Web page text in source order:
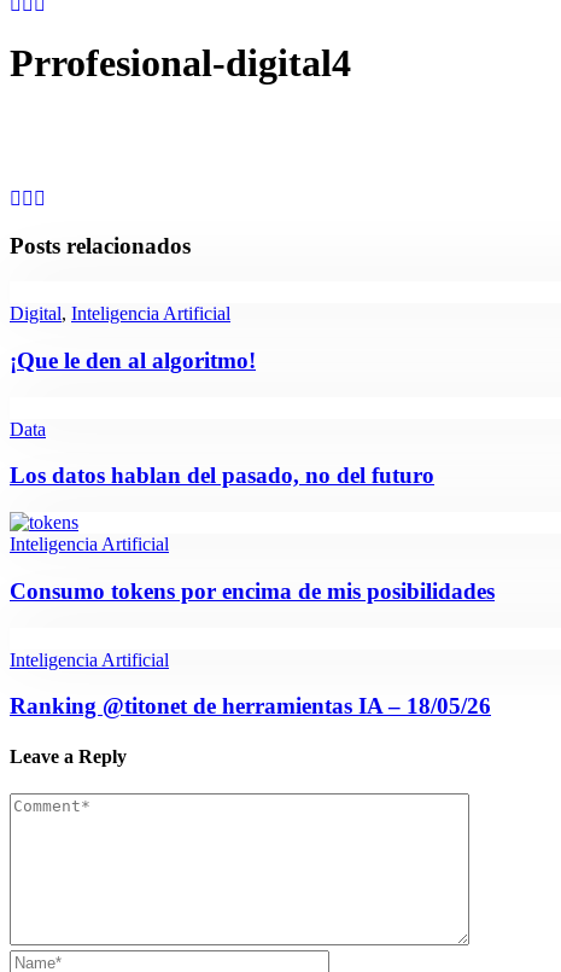
Prrofesional-digital4
Posts relacionados
Digital, Inteligencia Artificial
¡Que le den al algoritmo!
Data
Los datos hablan del pasado, no del futuro
Inteligencia Artificial
Consumo tokens por encima de mis posibilidades
Inteligencia Artificial
Ranking @titonet de herramientas IA – 18/05/26
Leave a Reply